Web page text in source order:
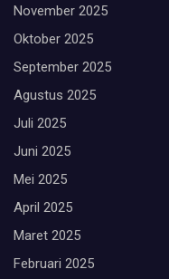
November 2025
Oktober 2025
September 2025
Agustus 2025
Juli 2025
Juni 2025
Mei 2025
April 2025
Maret 2025
Februari 2025